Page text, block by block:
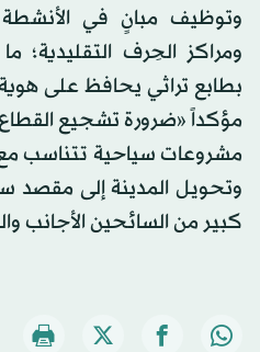
وتوظيف مبانٍ في
ومراكز الحِرف التقليدية؛
بطابع تراثي يحافظ على
مؤكداً «ضرورة تشجيع
مشروعات سياحية تتناسب مع
وتحويل المدينة إلى
كبير من السائحين الأجانب